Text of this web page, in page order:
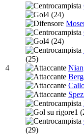
4
4 (24)
4 (24)
(25)
1
(29)